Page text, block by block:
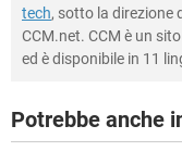
tech, sotto la direzione
CCM.net. CCM è un
ed è disponibile in 11
Potrebbe anche